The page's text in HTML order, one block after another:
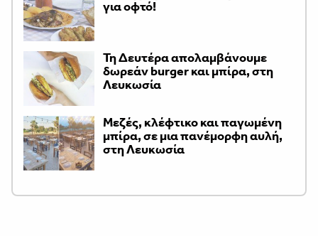
για οφτό!
Τη Δευτέρα απολαμβάνουμε
δωρεάν burger και μπίρα, στη
Λευκωσία
Μεζές, κλέφτικο και παγωμένη
μπίρα, σε μια πανέμορφη αυλή,
στη Λευκωσία